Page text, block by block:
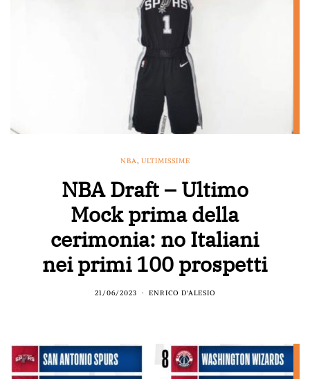
NBA, ULTIMISSIME
NBA Draft – Ultimo
Mock prima della
cerimonia: no Italiani
nei primi 100 prospetti
21/06/2023 ENRICO D'ALESIO